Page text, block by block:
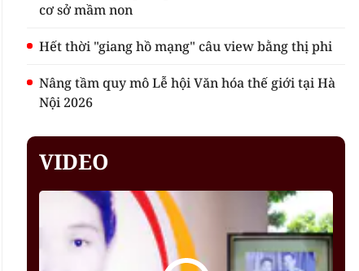
cơ sở mầm non
Hết thời "giang hồ mạng" câu view bằng thị phi
Nâng tầm quy mô Lễ hội Văn hóa thế giới tại Hà
Nội 2026
VIDEO